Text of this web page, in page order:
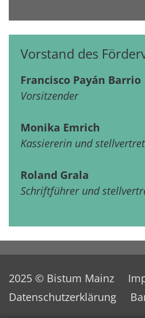
Vorstand des
Francisco Payán Barrio
Vorsitzender
Monika Emrich
Kassiererin und
Roland Grala
Schriftführer und
2025 © Bistum Mainz
Datenschutzerklärung